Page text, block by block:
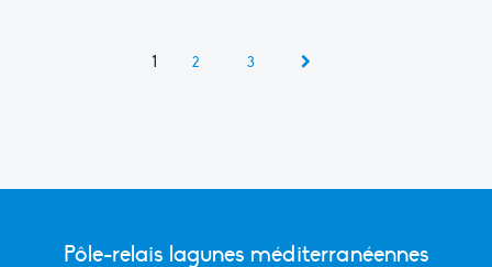
1 2 3
Pôle-relais lagunes méditerranéennes